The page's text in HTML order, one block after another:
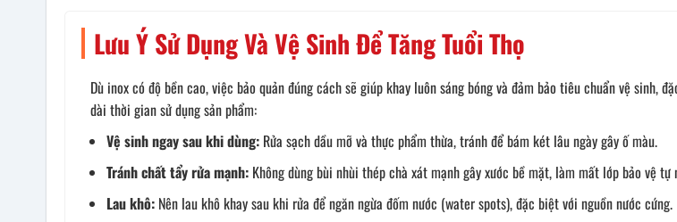
Lưu Ý Sử Dụng Và Vệ Sinh Để Tăng Tuổi Thọ
Dù inox có độ bền cao, việc bảo quản đúng cách sẽ giúp khay luôn sáng bóng và đảm bảo tiêu chuẩn vệ
dài thời gian sử dụng sản phẩm:
Vệ sinh ngay sau khi dùng: Rửa sạch dầu mỡ và thực phẩm thừa, tránh để bám két lâu ngày gây ố màu.
Tránh chất tẩy rửa mạnh: Không dùng bùi nhùi thép chà xát mạnh gây xước bề mặt, làm mất lớp bảo vệ tự
Lau khô: Nên lau khô khay sau khi rửa để ngăn ngừa đốm nước (water spots), đặc biệt với nguồn nước cứng.